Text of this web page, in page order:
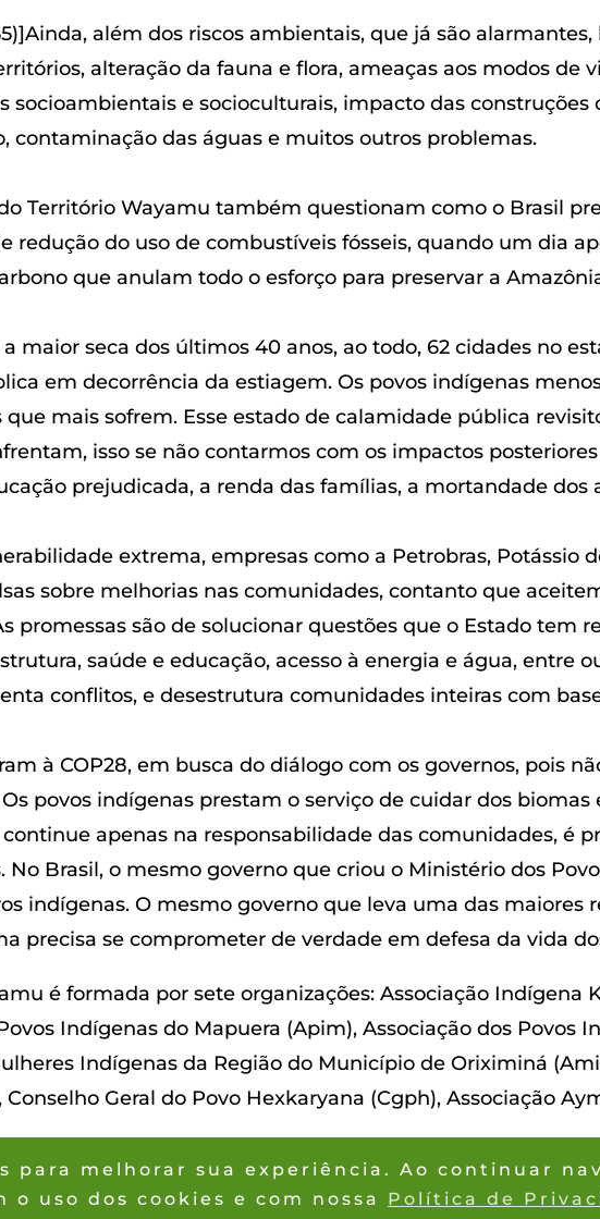
além dos riscos ambientais, que já são
alteração da fauna e flora, ameaças aos modos de
socioambientais e socioculturais, impacto das construções
contaminação das águas e muitos outros problemas.
Território Wayamu também questionam como o Brasil
redução do uso de combustíveis fósseis, quando um dia
que anulam todo o esforço para preservar a
maior seca dos últimos 40 anos, ao todo, 62 cidades no
em decorrência da estiagem. Os povos indígenas
que mais sofrem. Esse estado de calamidade pública
isso se não contarmos com os impactos
prejudicada, a renda das famílias, a mortandade dos
extrema, empresas como a Petrobras, Potássio
sobre melhorias nas comunidades, contanto que
promessas são de solucionar questões que o Estado tem
saúde e educação, acesso à energia e água, entre
conflitos, e desestrutura comunidades inteiras com
à COP28, em busca do diálogo com os governos, pois
povos indígenas prestam o serviço de cuidar dos
apenas na responsabilidade das comunidades, é
No Brasil, o mesmo governo que criou o Ministério dos
indígenas. O mesmo governo que leva uma das maiores
precisa se comprometer de verdade em defesa da vida
é formada por sete organizações: Associação Indígena
Indígenas do Mapuera (Apim), Associação dos Povos
Indígenas da Região do Município de Oriximiná
Geral do Povo Hexkaryana (Cgph), Associação
2026® © Coordenação das
para melhorar sua experiência. Ao continuar
o uso dos cookies e com nossa Política de